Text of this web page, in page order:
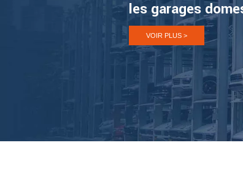
les garages
VOIR PLUS >